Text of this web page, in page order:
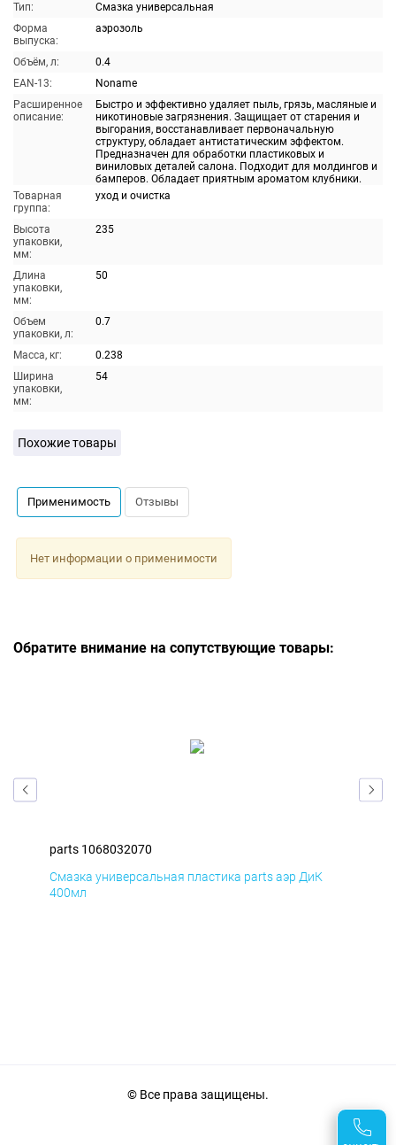
Тип:
Смазка универсальная
Форма
выпуска:
аэрозоль
Объём, л:
0.4
EAN-13:
Noname
Расширенное
описание:
Быстро и эффективно удаляет пыль, грязь, масляные и
никотиновые загрязнения. Защищает от старения и
выгорания, восстанавливает первоначальную
структуру, обладает антистатическим эффектом.
Предназначен для обработки пластиковых и
виниловых деталей салона. Подходит для молдингов и
бамперов. Обладает приятным ароматом клубники.
Товарная
группа:
уход и очистка
Высота
упаковки,
мм:
235
Длина
упаковки,
мм:
50
Объем
упаковки, л:
0.7
Масса, кг:
0.238
Ширина
упаковки,
мм:
54
Похожие товары
Применимость Отзывы
Нет информации о применимости
Обратите внимание на сопутствующие товары:
parts 1068032070
Смазка универсальная пластика parts аэр ДиК
400мл
© Все права защищены.